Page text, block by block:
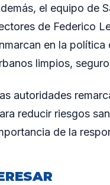
el equipo de
de Federico
en la
limpios,
autoridades
reducir riesgos
de la